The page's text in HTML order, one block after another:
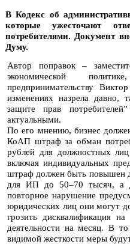
В Кодекс об
которые ужесточают
потребителями. Документ
Думу.
Автор поправок –
экономической
предпринимательству
изменениях назрела
защите прав
актуальными.
По его мнению, бизнес
КоАП штраф за обман
рублей для должностных
включая индивидуальных
штраф должен быть повышен
для ИП до 50–70 тысяч, а
повторное нарушение
юридических лиц они могут
грозить дисквалификация
деятельности на месяц. В
видимой жесткости меры